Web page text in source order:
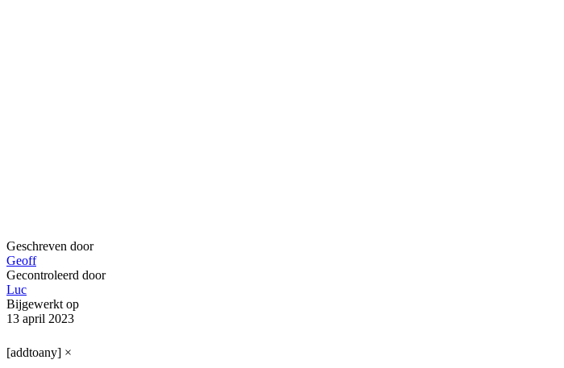
Geschreven door
Geoff
Gecontroleerd door
Luc
Bijgewerkt op
13 april 2023
[addtoany] ×